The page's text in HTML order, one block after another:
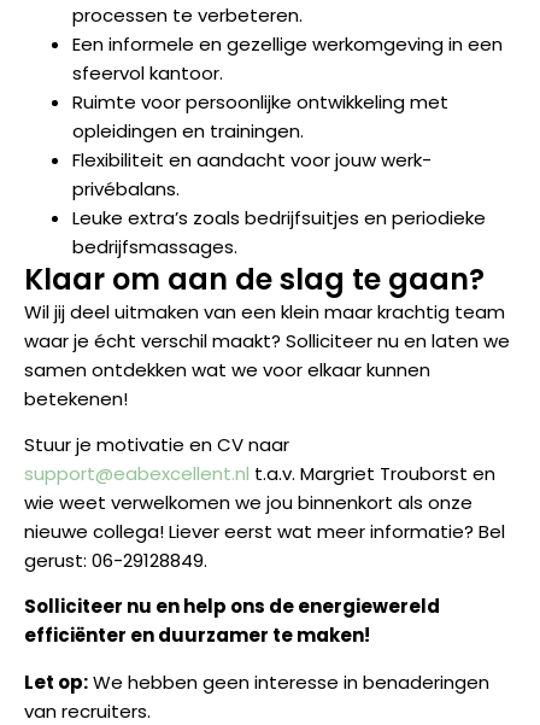
processen te verbeteren.
Een informele en gezellige werkomgeving in een
sfeervol kantoor.
Ruimte voor persoonlijke ontwikkeling met
opleidingen en trainingen.
Flexibiliteit en aandacht voor jouw werk-
privébalans.
Leuke extra’s zoals bedrijfsuitjes en periodieke
bedrijfsmassages.
Klaar om aan de slag te gaan?
Wil jij deel uitmaken van een klein maar krachtig team
waar je écht verschil maakt? Solliciteer nu en laten we
samen ontdekken wat we voor elkaar kunnen
betekenen!
Stuur je motivatie en CV naar
support@eabexcellent.nl t.a.v. Margriet Trouborst en
wie weet verwelkomen we jou binnenkort als onze
nieuwe collega! Liever eerst wat meer informatie? Bel
gerust: 06-29128849.
Solliciteer nu en help ons de energiewereld
efficiënter en duurzamer te maken!
Let op:We hebben geen interesse in benaderingen
van recruiters.